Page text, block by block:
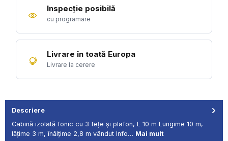
Inspecție posibilă
cu programare
Livrare în toată Europa
Livrare la cerere
Descriere
Cabină izolată fonic cu 3 fețe și plafon, L 10 m Lungime 10 m,
lățime 3 m, înălțime 2,8 m vândut Info… Mai mult